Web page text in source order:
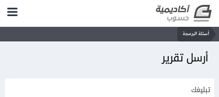
أسئلة البرمجة
أرسل تقرير
تبليغك